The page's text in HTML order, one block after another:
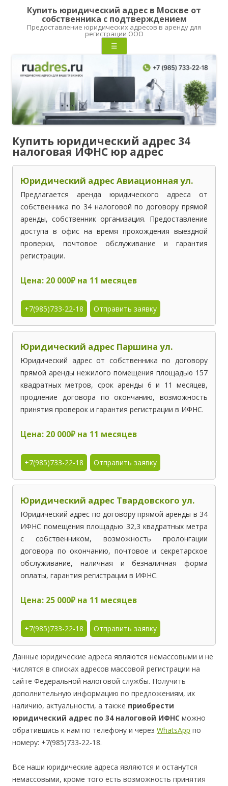
Купить юридический адрес в Москве от
собственника с подтверждением
Предоставление юридических адресов в аренду для
регистрации ООО
☰
Перейти
содержимому
Купить юридический адрес 34
налоговая ИФНС юр адрес
Юридический адрес Авиационная ул.
Предлагается аренда юридического адреса от
собственника по 34 налоговой по договору прямой
аренды, собственник организация. Предоставление
доступа в офис на время прохождения выездной
проверки, почтовое обслуживание и гарантия
регистрации.
Цена: 20 000₽ на 11 месяцев
+7(985)733-22-18 Отправить заявку
Юридический адрес Паршина ул.
Юридический адрес от собственника по договору
прямой аренды нежилого помещения площадью 157
квадратных метров, срок аренды 6 и 11 месяцев,
продление договора по окончанию, возможность
принятия проверок и гарантия регистрации в ИФНС.
Цена: 20 000₽ на 11 месяцев
+7(985)733-22-18 Отправить заявку
Юридический адрес Твардовского ул.
Юридический адрес по договору прямой аренды в 34
ИФНС помещения площадью 32,3 квадратных метра
с собственником, возможность пролонгации
договора по окончанию, почтовое и секретарское
обслуживание, наличная и безналичная форма
оплаты, гарантия регистрации в ИФНС.
Цена: 25 000₽ на 11 месяцев
+7(985)733-22-18 Отправить заявку
Данные юридические адреса являются немассовыми и не
числятся в списках адресов массовой регистрации на
сайте Федеральной налоговой службы. Получить
дополнительную информацию по предложениям, их
наличию, актуальности, а также приобрести
юридический адрес по 34 налоговой ИФНС можно
обратившись к нам по телефону и через WhatsApp по
номеру: +7(985)733-22-18.
Все наши юридические адреса являются и останутся
немассовыми, кроме того есть возможность принятия